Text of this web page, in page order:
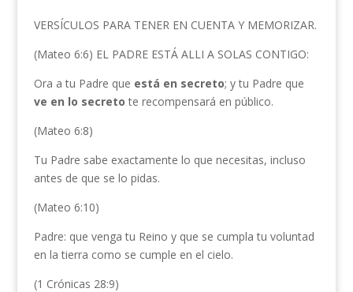
VERSÍCULOS PARA TENER EN CUENTA Y MEMORIZAR.
(Mateo 6:6) EL PADRE ESTÁ ALLI A SOLAS CONTIGO:
Ora a tu Padre que está en secreto; y tu Padre que
ve en lo secreto te recompensará en público.
(Mateo 6:8)
Tu Padre sabe exactamente lo que necesitas, incluso
antes de que se lo pidas.
(Mateo 6:10)
Padre: que venga tu Reino y que se cumpla tu voluntad
en la tierra como se cumple en el cielo.
(1 Crónicas 28:9)